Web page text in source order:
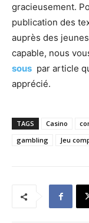
gracieusement.
publication des
auprès des
capable, nous
sous par article
apprécié.
TAGS Casino
gambling
Jeu